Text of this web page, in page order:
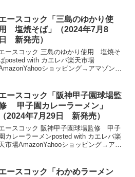
ースコック「三島のゆかり使
用 塩焼そば」（2024年7月8
日 新発売）
ースコック 三島のゆかり使用 塩焼そ
posted with カエレバ楽天市場
ショッピング→アマゾンで
併せ持つめんです。(湯戻し時間:3分)ソ
ー...
ースコック「阪神甲子園球場監
甲子園カレーラーメン」
（2024年7月29日 新発売）
ースコック 阪神甲子園球場監修 甲子
カレーラーメンposted with カエレバ楽
市場AmazonYahooショッピング→アマ
球の聖地「阪神甲子園球場」100...
ースコック「わかめラーメン